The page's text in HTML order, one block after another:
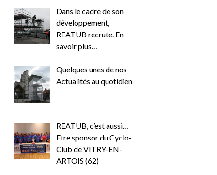
Dans le cadre de son
développement,
REATUB recrute. En
savoir plus…
Quelques unes de nos
Actualités au quotidien
REATUB, c’est aussi…
Etre sponsor du Cyclo-
Club de VITRY-EN-
ARTOIS (62)